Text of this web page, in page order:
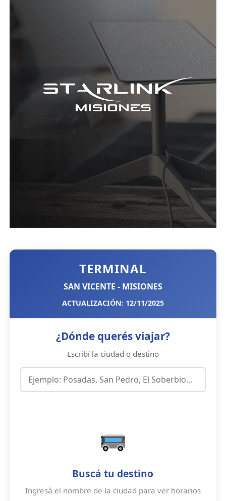
TERMINAL
SAN VICENTE - MISIONES
ACTUALIZACIÓN: 12/11/2025
¿Dónde querés viajar?
Escribí la ciudad o destino
Buscá tu destino
Ingresá el nombre de la ciudad para ver horarios